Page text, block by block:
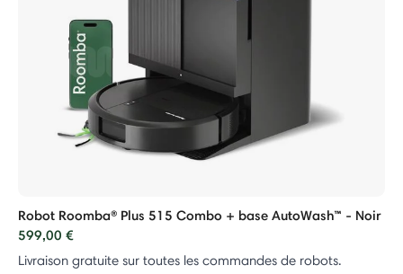
Robot Roomba® Plus 515 Combo + base AutoWash™ - Noir
599,00 €
Livraison gratuite sur toutes les commandes de robots.